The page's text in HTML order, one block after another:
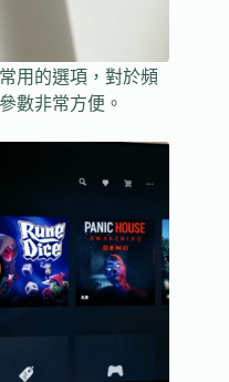
用的選項，對於頻
數非常方便。